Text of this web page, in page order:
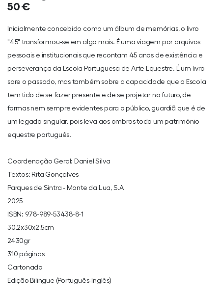
50 €
Inicialmente concebido como um álbum de memórias, o livro
"45" transformou-se em algo mais. É uma viagem por arquivos
pessoais e institucionais que recontam 45 anos de existência e
perseverança da Escola Portuguesa de Arte Equestre. É um livro
sore o passado, mas também sobre a capacidade que a Escola
tem tido de se fazer presente e de se projetar no futuro, de
formas nem sempre evidentes para o público, guardiã que é de
um legado singular, pois leva aos ombros todo um património
equestre português.
Coordenação Geral: Daniel Silva
Textos: Rita Gonçalves
Parques de Sintra - Monte da Lua, S.A
2025
ISBN: 978-989-53438-8-1
30,2x30x2,5cm
2430gr
310 páginas
Cartonado
Edição Bilingue (Português-Inglês)